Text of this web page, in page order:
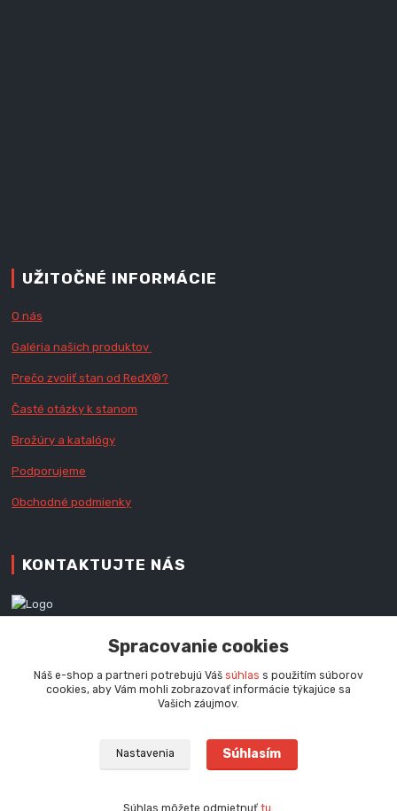
UŽITOČNÉ INFORMÁCIE
O nás
Galéria našich produktov
Prečo zvoliť stan od RedX®?
Časté otázky k stanom
Brožúry a katalógy
Podporujeme
Obchodné podmienky
KONTAKTUJTE NÁS
+421 905 060 020
info@redx-stany.sk
Spracovanie cookies
Náš e-shop a partneri potrebujú Váš súhlas s použitím súborov
cookies, aby Vám mohli zobrazovať informácie týkajúce sa
Vašich záujmov.
Nastavenia Súhlasím
Súhlas môžete odmietnuť tu